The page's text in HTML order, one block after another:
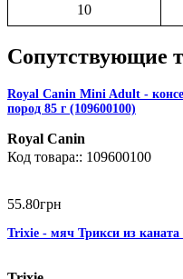
10
Сопутствующие
Royal Canin Mini Adult -
пород 85 г (109600100)
Royal Canin
109600100
55.80грн
Trixie - мяч Трикси из каната